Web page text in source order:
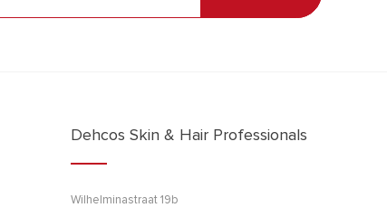
Dehcos Skin & Hair Professionals
Wilhelminastraat 19b